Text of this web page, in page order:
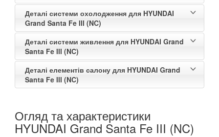
Деталі системи охолодження для HYUNDAI
Grand Santa Fe III (NC)
Деталі системи живлення для HYUNDAI Grand
Santa Fe III (NC)
Деталі елементів салону для HYUNDAI Grand
Santa Fe III (NC)
Огляд та характеристики
HYUNDAI Grand Santa Fe III (NC)